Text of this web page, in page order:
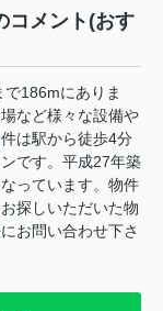
メント(おす
186mにありま
など様々な設備や
は駅から徒歩4分
です。平成27年築
っています。物件
探しいただいた物
お問い合わせ下さ